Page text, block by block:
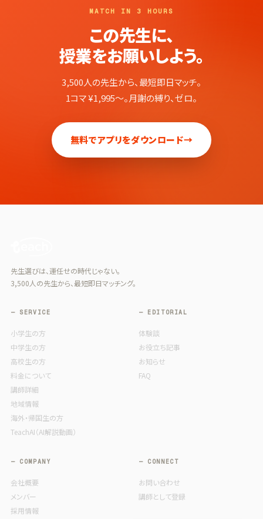
MATCH IN 3 HOURS
この先生に、
授業をお願いしよう。
3,500人の先生から、最短即日マッチ。
1コマ ¥1,995〜。月謝の縛り、ゼロ。
無料でアプリをダウンロード→
先生選びは、運任せの時代じゃない。
3,500人の先生から、最短即日マッチング。
— SERVICE
小学生の方
中学生の方
高校生の方
料金について
講師詳細
地域情報
海外・帰国生の方
TeachAI（AI解説動画）
— EDITORIAL
体験談
お役立ち記事
お知らせ
FAQ
— COMPANY
会社概要
メンバー
採用情報
— CONNECT
お問い合わせ
講師として登録